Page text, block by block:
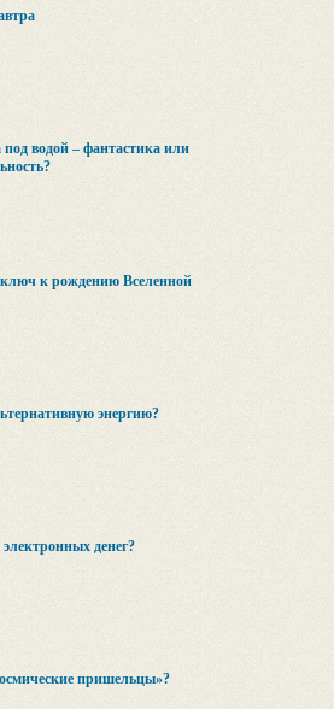
водой – фантастика или
к рождению Вселенной
энергию?
денег?
пришельцы»?